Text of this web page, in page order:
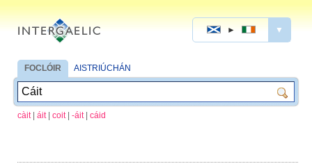
► ▼
FOCLÓIR AISTRIÚCHÁN
càit áit coit -áit cáid